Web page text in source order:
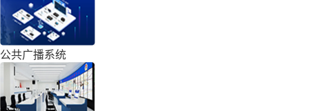
公共广播系统